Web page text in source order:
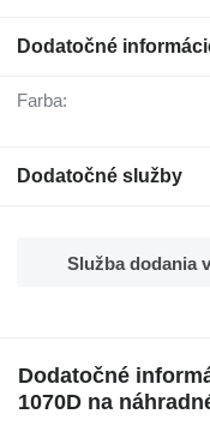
Dodatočné
Farba:
Dodatočné služby
Služba dodania
Dodatočné
1070D na